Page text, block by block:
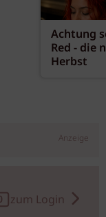
Achtung
Red - die
Herbst
Anzeige
zum Login